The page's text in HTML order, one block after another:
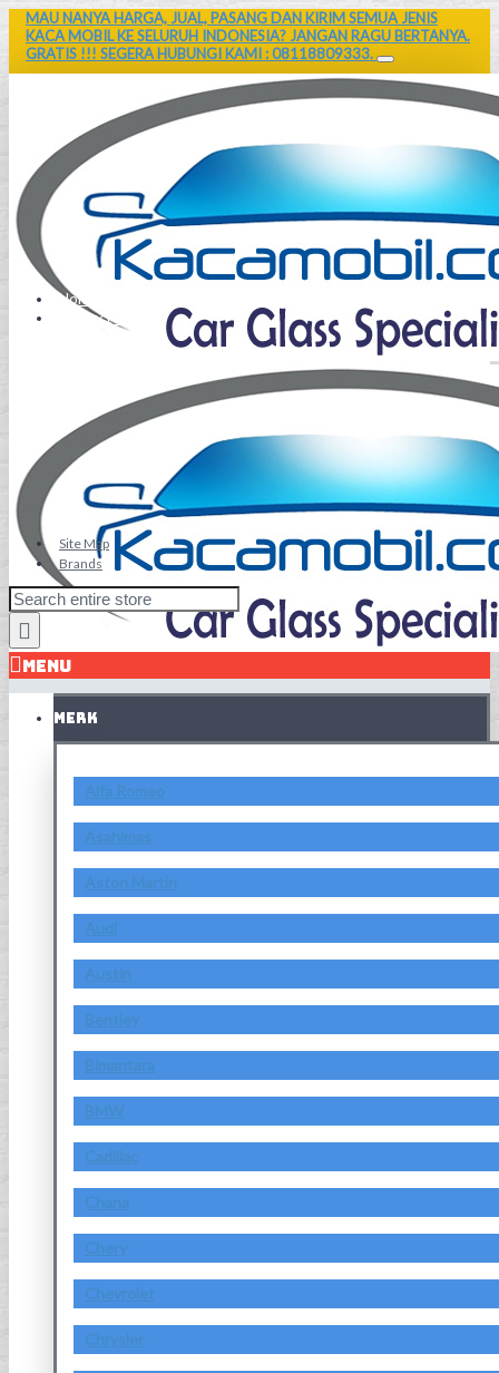
MAU NANYA HARGA, JUAL, PASANG DAN KIRIM SEMUA JENIS
KACA MOBIL KE SELURUH INDONESIA? JANGAN RAGU BERTANYA.
GRATIS !!! SEGERA HUBUNGI KAMI : 08118809333.
Home
Contact Us
Site Map
Brands
MENU
MERK
Alfa Romeo
Asahimas
Aston Martin
Audi
Austin
Bentley
Bimantara
BMW
Cadillac
Chana
Chery
Chevrolet
Chrysler